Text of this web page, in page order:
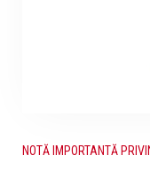
NOTĂ IMPORTANTĂ